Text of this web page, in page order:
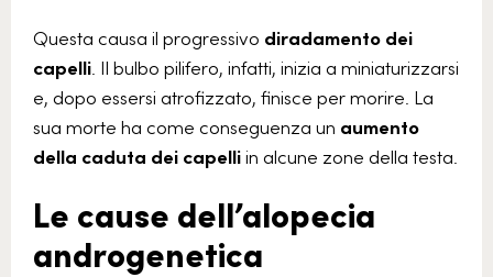
Questa causa il progressivo diradamento dei
capelli. Il bulbo pilifero, infatti, inizia a miniaturizzarsi
e, dopo essersi atrofizzato, finisce per morire. La
sua morte ha come conseguenza un aumento
della caduta dei capelliin alcune zone della testa.
Le cause dell’alopecia
androgenetica